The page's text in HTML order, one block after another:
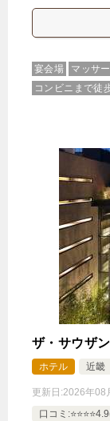
【早期割60】
12時チェック
【全室禁煙
ックス）
【期間限定プ
口直結！京都
宴会場 マッサ
コンビニまで徒
ザ・サウザ
ホテル 近畿
更新日:2026年08
口コミ